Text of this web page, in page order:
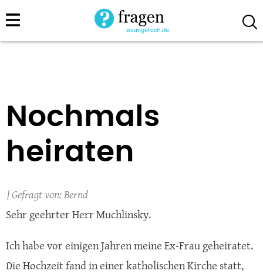
Direkt
zum
Nochmals
heiraten
Bernd
Sehr geehrter Herr Muchlinsky.
Ich habe vor einigen Jahren meine Ex-Frau geheiratet.
Die Hochzeit fand in einer katholischen Kirche statt,